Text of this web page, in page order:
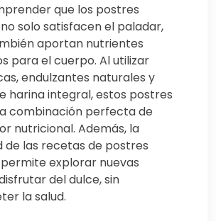
que los postres
solo satisfacen el paladar,
aportan nutrientes
para el cuerpo. Al utilizar
endulzantes naturales y
harina integral, estos postres
combinación perfecta de
nutricional. Además, la
de las recetas de postres
explorar nuevas
del dulce, sin
la salud.